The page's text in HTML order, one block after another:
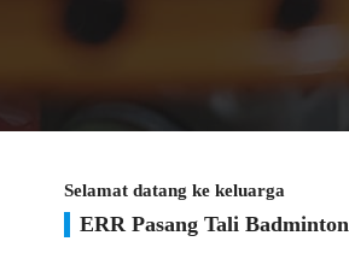
Selamat datang ke keluarga
ERR Pasang Tali Badminton